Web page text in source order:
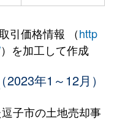
引価格情報 （http
）を加工して作成
年1～12月）
子市の土地売却事